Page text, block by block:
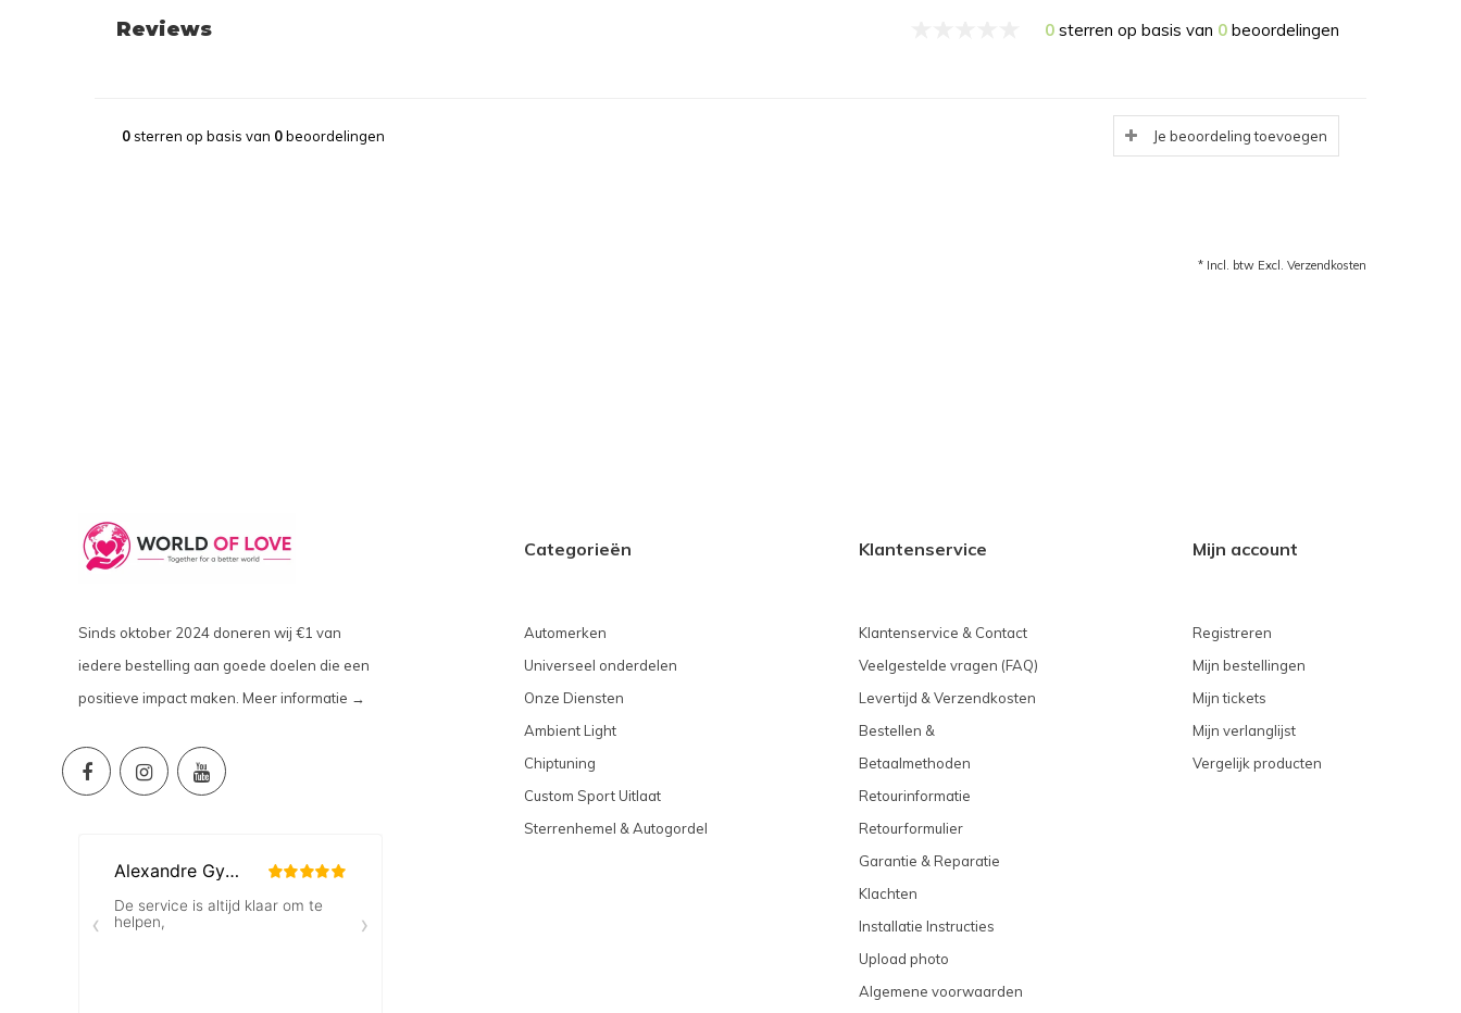
Reviews 0 sterren op basis van 0 beoordelingen
0sterren op basis van 0beoordelingen Je beoordeling toevoegen
* Incl. btw Excl. Verzendkosten
Sinds oktober 2024 doneren wij €1 van
iedere bestelling aan goede doelen die een
positieve impact maken. Meer informatie →
Categorieën
Automerken
Universeel onderdelen
Onze Diensten
Ambient Light
Chiptuning
Custom Sport Uitlaat
Sterrenhemel & Autogordel
Klantenservice
Klantenservice & Contact
Veelgestelde vragen (FAQ)
Levertijd & Verzendkosten
Bestellen &
Betaalmethoden
Retourinformatie
Retourformulier
Garantie & Reparatie
Klachten
Installatie Instructies
Upload photo
Algemene voorwaarden
Mijn account
Registreren
Mijn bestellingen
Mijn tickets
Mijn verlanglijst
Vergelijk producten